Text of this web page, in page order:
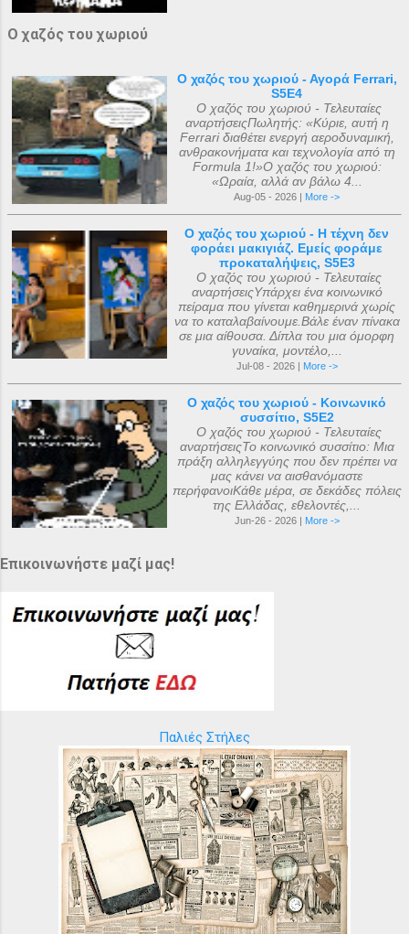
Ο χαζός του χωριού
Ο χαζός του χωριού - Αγορά Ferrari,
S5E4
Ο χαζός του χωριού - Τελευταίες
αναρτήσειςΠωλητής: «Κύριε, αυτή η
Ferrari διαθέτει ενεργή αεροδυναμική,
ανθρακονήματα και τεχνολογία από τη
Formula 1!»Ο χαζός του χωριού:
«Ωραία, αλλά αν βάλω 4...
Aug-05 - 2026 | More ->
Ο χαζός του χωριού - Η τέχνη δεν
φοράει μακιγιάζ. Εμείς φοράμε
προκαταλήψεις, S5E3
Ο χαζός του χωριού - Τελευταίες
αναρτήσειςΥπάρχει ένα κοινωνικό
πείραμα που γίνεται καθημερινά χωρίς
να το καταλαβαίνουμε.Βάλε έναν πίνακα
σε μια αίθουσα. Δίπλα του μια όμορφη
γυναίκα, μοντέλο,...
Jul-08 - 2026 | More ->
Ο χαζός του χωριού - Κοινωνικό
συσσίτιο, S5E2
Ο χαζός του χωριού - Τελευταίες
αναρτήσειςΤο κοινωνικό συσσίτιο: Μια
πράξη αλληλεγγύης που δεν πρέπει να
μας κάνει να αισθανόμαστε
περήφανοιΚάθε μέρα, σε δεκάδες πόλεις
της Ελλάδας, εθελοντές,...
Jun-26 - 2026 | More ->
Επικοινωνήστε μαζί μας!
Παλιές Στήλες